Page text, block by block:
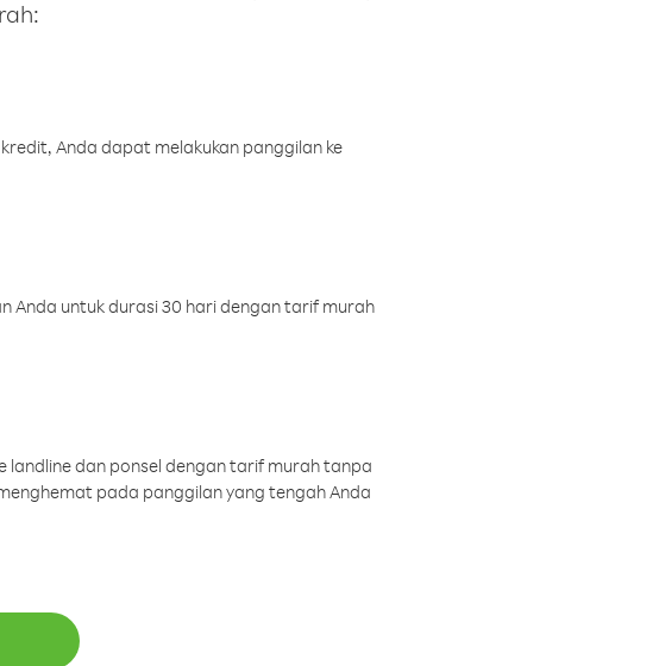
Anda dapat melakukan panggilan ke
Anda untuk durasi 30 hari dengan tarif murah
landline dan ponsel dengan tarif murah tanpa
pada panggilan yang tengah Anda